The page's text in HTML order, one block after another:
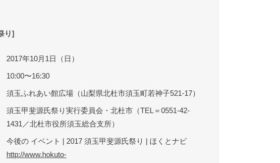
り]
2017年10月1日（日）
10:00〜16:30
須玉ふれあい館広場（山梨県北杜市須玉町若神子521-17）
須玉甲斐源氏祭り実行委員会・北杜市（TEL＝0551-42-
1431／北杜市役所須玉総合支所）
今後の イベント | 2017 須玉甲斐源氏祭り | ほくとナビ
http://www.hokuto-